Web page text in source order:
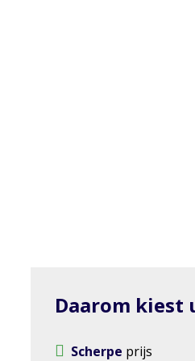
Daarom kiest
Scherpe prijs